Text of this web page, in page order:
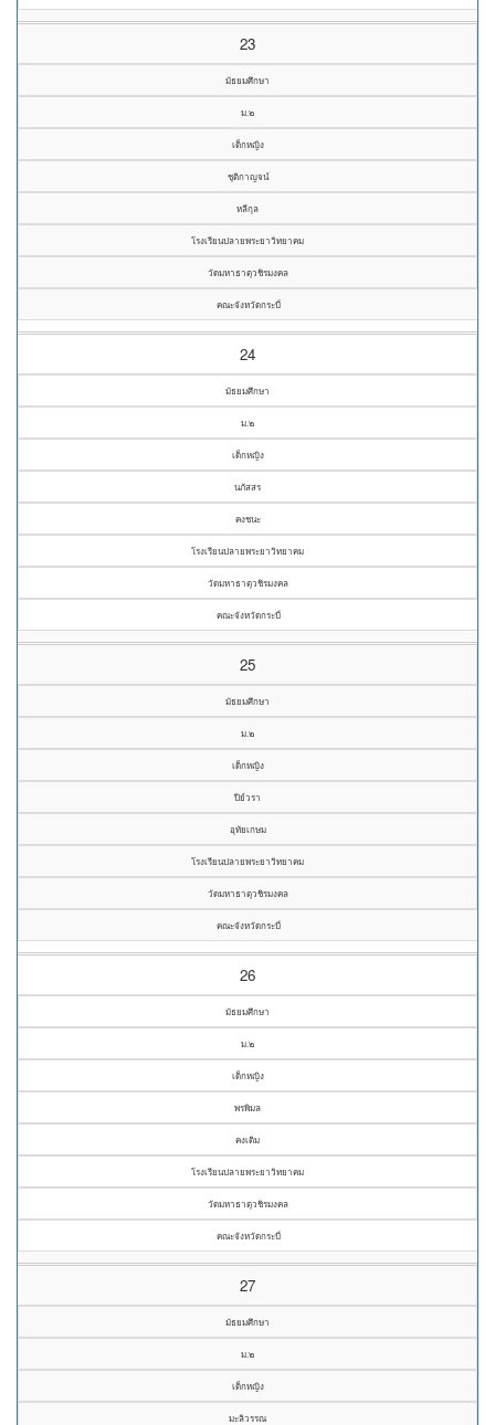
23
มัธยมศึกษา
ม.๒
เด็กหญิง
ชุติกาญจน์
หลีกุล
โรงเรียนปลายพระยาวิทยาคม
วัดมหาธาตุวชิรมงคล
คณะจังหวัดกระบี่
24
มัธยมศึกษา
ม.๒
เด็กหญิง
นภัสสร
คงชนะ
โรงเรียนปลายพระยาวิทยาคม
วัดมหาธาตุวชิรมงคล
คณะจังหวัดกระบี่
25
มัธยมศึกษา
ม.๒
เด็กหญิง
ปีย์วรา
อุทัยเกษม
โรงเรียนปลายพระยาวิทยาคม
วัดมหาธาตุวชิรมงคล
คณะจังหวัดกระบี่
26
มัธยมศึกษา
ม.๒
เด็กหญิง
พรพิมล
คงเติม
โรงเรียนปลายพระยาวิทยาคม
วัดมหาธาตุวชิรมงคล
คณะจังหวัดกระบี่
27
มัธยมศึกษา
ม.๒
เด็กหญิง
มะลิวรรณ